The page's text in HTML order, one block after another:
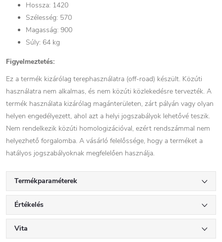
Hossza: 1420
Szélesség: 570
Magasság: 900
Súly: 64 kg
Figyelmeztetés:
Ez a termék kizárólag terephasználatra (off-road) készült. Közúti
használatra nem alkalmas, és nem közúti közlekedésre tervezték. A
termék használata kizárólag magánterületen, zárt pályán vagy olyan
helyen engedélyezett, ahol azt a helyi jogszabályok lehetővé teszik.
Nem rendelkezik közúti homologizációval, ezért rendszámmal nem
helyezhető forgalomba. A vásárló felelőssége, hogy a terméket a
hatályos jogszabályoknak megfelelően használja.
Termékparaméterek
Értékelés
Vita